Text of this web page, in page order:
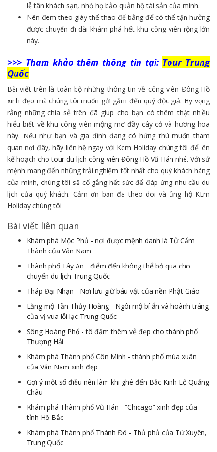
lễ tân khách sạn, nhờ họ bảo quản hộ tài sản của mình.
Nên đem theo giày thể thao đế bằng để có thể tận hưởng
được chuyến đi dài khám phá hết khu công viên rộng lớn
này.
>>> Tham khảo thêm thông tin tại: Tour Trung
Quốc
Bài viết trên là toàn bộ những thông tin về công viên Đông Hồ
xinh đẹp mà chúng tôi muốn gửi gắm đến quý độc giả. Hy vọng
rằng những chia sẻ trên đã giúp cho bạn có thêm thật nhiều
hiểu biết về khu công viên mộng mơ đầy cây cỏ và hương hoa
này. Nếu như bạn và gia đình đang có hứng thú muốn tham
quan nơi đây, hãy liên hệ ngay với Kem Holiday chúng tôi để lên
kế hoạch chotour du lịch công viên Đông Hồ Vũ Hán nhé. Với sứ
mệnh mang đến những trải nghiệm tốt nhất cho quý khách hàng
của mình, chúng tôi sẽ cố gắng hết sức để đáp ứng nhu cầu du
lịch của quý khách. Cảm ơn bạn đã theo dõi và ủng hộ KEm
Holiday chúng tôi!
Bài viết liên quan
Khám phá Mộc Phủ - nơi được mệnh danh là Tử Cấm
Thành của Vân Nam
Thành phố Tây An - điểm đến không thể bỏ qua cho
chuyến du lịch Trung Quốc
Tháp Đại Nhạn - Nơi lưu giữ báu vật của nền Phật Giáo
Lăng mộ Tần Thủy Hoàng - Ngôi mộ bí ẩn và hoành tráng
của vị vua lỗi lạc Trung Quốc
Sông Hoàng Phố - tô đậm thêm vẻ đẹp cho thành phố
Thượng Hải
Khám phá Thành phố Côn Minh - thành phố mùa xuân
của Vân Nam xinh đẹp
Gợi ý một số điều nên làm khi ghé đến Bắc Kinh Lộ Quảng
Châu
Khám phá Thành phố Vũ Hán - “Chicago” xinh đẹp của
tỉnh Hồ Bắc
Khám phá Thành phố Thành Đô - Thủ phủ của Tứ Xuyên,
Trung Quốc